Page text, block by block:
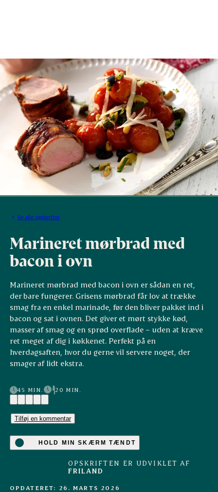
Se alle opskrifter
Marineret mørbrad med
bacon i ovn
Marineret mørbrad med bacon i ovn er sådan en ret,
der bare fungerer. Grisens mørbrad får lov at trække
smag fra en enkel marinade, før den bliver pakket ind i
bacon og sat i ovnen. Det giver et mørt stykke kød,
masser af smag og en sprød overflade – uden at kræve
ret meget af dig i køkkenet. Perfekt på en
hverdagsaften, hvor du gerne vil servere noget, der
smager af lidt ekstra.
45 MIN.
20 MIN.
(2)
Tilføj en kommentar
HOLD MIN SKÆRM TÆNDT
OPSKRIFTEN ER UDVIKLET AF
FRILAND
OPDATERET: 26. MARTS 2026